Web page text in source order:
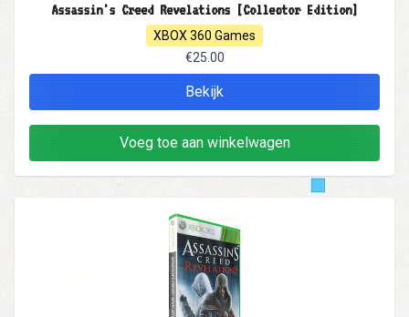
Assassin's Creed Revelations [Collector Edition]
XBOX 360 Games
€25.00
Bekijk
Voeg toe aan winkelwagen